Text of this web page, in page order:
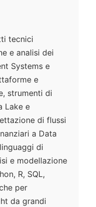
tecnici
e analisi dei
Systems e
e
strumenti di
Lake e
di flussi
a Data
di
e modellazione
R, SQL,
per
da grandi